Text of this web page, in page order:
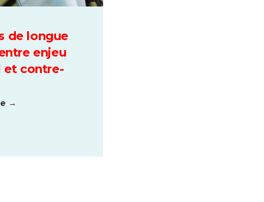
de longue
enjeu
et contre-
→